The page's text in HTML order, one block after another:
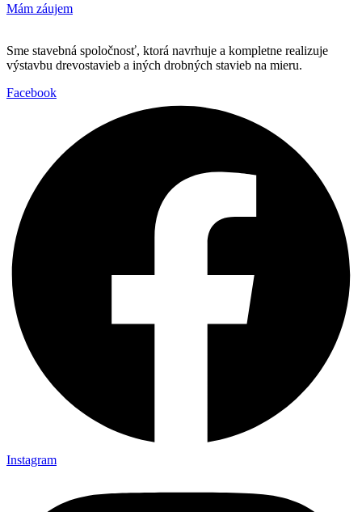
Mám záujem
Sme stavebná spoločnosť, ktorá navrhuje a kompletne realizuje
výstavbu drevostavieb a iných drobných stavieb na mieru.
Facebook
Instagram